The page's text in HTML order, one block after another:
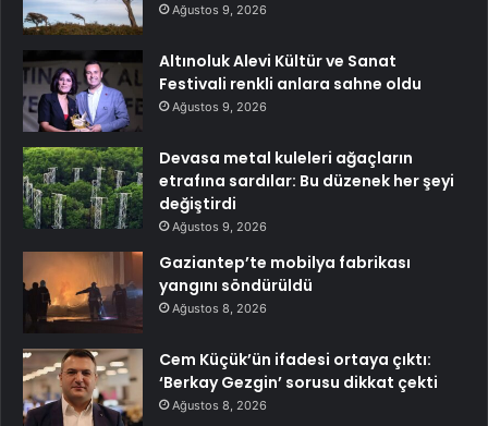
Ağustos 9, 2026
Altınoluk Alevi Kültür ve Sanat
Festivali renkli anlara sahne oldu
Ağustos 9, 2026
Devasa metal kuleleri ağaçların
etrafına sardılar: Bu düzenek her şeyi
değiştirdi
Ağustos 9, 2026
Gaziantep’te mobilya fabrikası
yangını söndürüldü
Ağustos 8, 2026
Cem Küçük’ün ifadesi ortaya çıktı:
‘Berkay Gezgin’ sorusu dikkat çekti
Ağustos 8, 2026